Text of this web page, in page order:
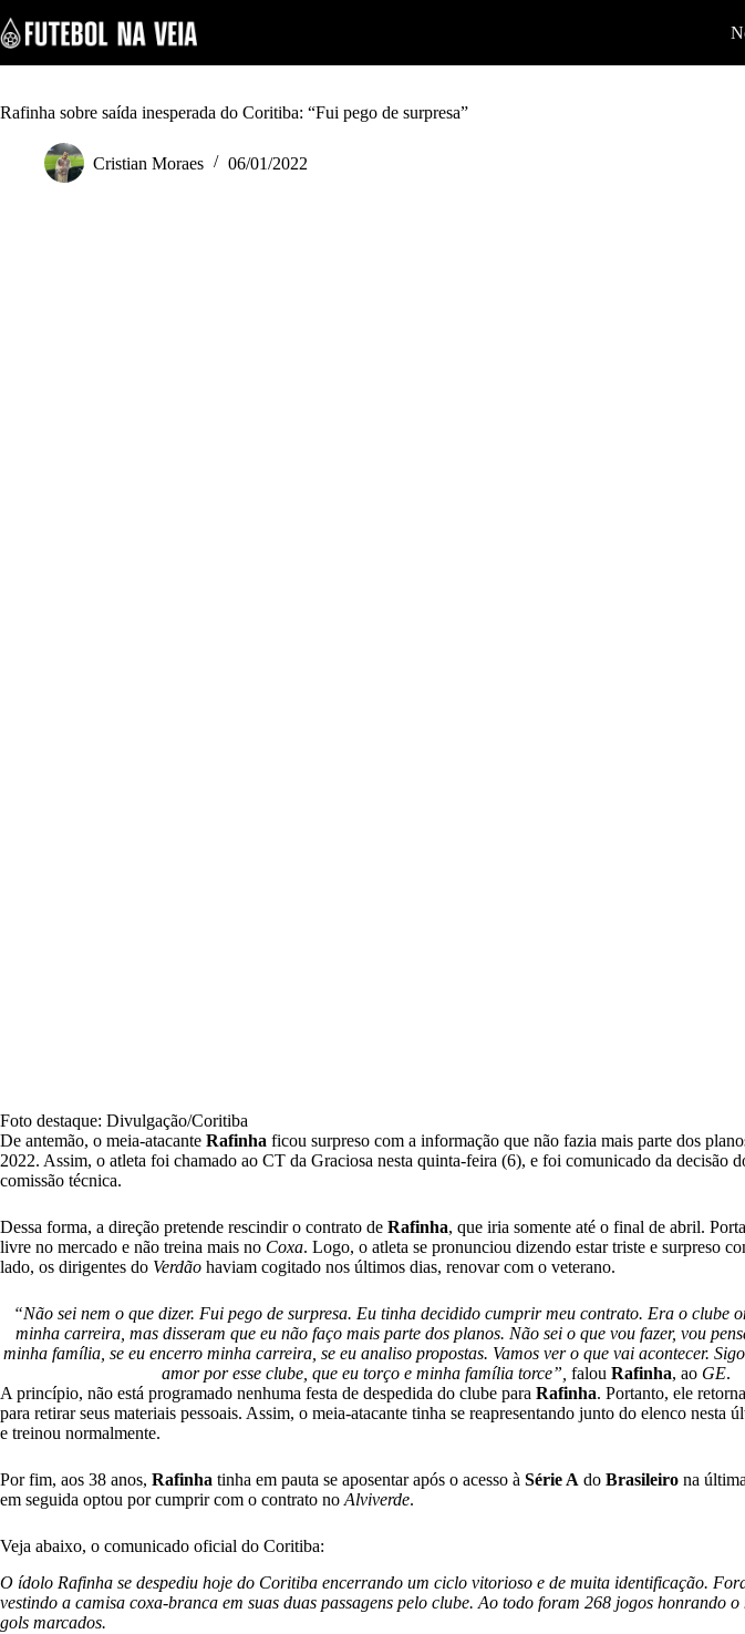
k
i
p
o
Rafinha sobre saída inesperada do Coritiba: “Fui pego de surpresa”
Cristian Moraes 06/01/2022
Foto destaque: Divulgação/Coritiba
De antemão, o meia-atacante Rafinha ficou surpreso com a informação que não fazia mais parte dos
2022. Assim, o atleta foi chamado ao CT da Graciosa nesta quinta-feira (6), e foi comunicado da decisão
comissão técnica.
Dessa forma, a direção pretende rescindir o contrato de Rafinha, que iria somente até o final de abril.
livre no mercado e não treina mais no Coxa. Logo, o atleta se pronunciou dizendo estar triste e surpreso
lado, os dirigentes do Verdão haviam cogitado nos últimos dias, renovar com o veterano.
“Não sei nem o que dizer. Fui pego de surpresa. Eu tinha decidido cumprir meu contrato. Era o clube
minha carreira, mas disseram que eu não faço mais parte dos planos. Não sei o que vou fazer, vou
minha família, se eu encerro minha carreira, se eu analiso propostas. Vamos ver o que vai acontecer.
amor por esse clube, que eu torço e minha família torce”,falouRafinha, ao GE.
A princípio, não está programado nenhuma festa de despedida do clube para Rafinha. Portanto, ele
para retirar seus materiais pessoais. Assim, o meia-atacante tinha se reapresentando junto do elenco nesta
e treinou normalmente.
Por fim, aos 38 anos, Rafinha tinha em pauta se aposentar após o acesso à Série A do Brasileiro na
em seguida optou por cumprir com o contrato noAlviverde.
Veja abaixo, o comunicado oficial do Coritiba:
O ídolo Rafinha se despediu hoje do Coritiba encerrando um ciclo vitorioso e de muita identificação.
vestindo a camisa coxa-branca em suas duas passagens pelo clube. Ao todo foram 268 jogos honrando
gols marcados.